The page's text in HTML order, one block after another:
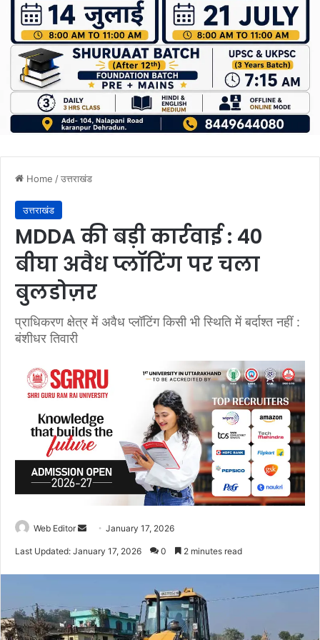
Home /उत्तराखंड
उत्तराखंड
MDDA की बड़ी कार्रवाई : 40
बीघा अवैध प्लॉटिंग पर चला
बुलडोज़र
प्राधिकरण क्षेत्र में अवैध प्लॉटिंग किसी भी स्थिति में बर्दाश्त नहीं :
बंशीधर तिवारी
Web Editor
n
e
January 17, 2026
Last Updated: January 17, 2026 0 2 minutes read